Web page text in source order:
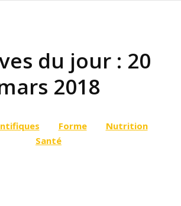
du jour : 20
2018
Forme
Nutrition
Santé